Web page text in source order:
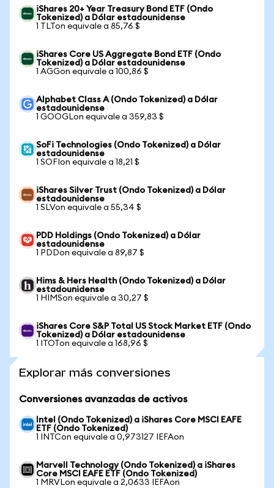
iShares 20+ Year Treasury Bond ETF (Ondo
Tokenized) a Dólar estadounidense
1 TLTon equivale a 85,76 $
iShares Core US Aggregate Bond ETF (Ondo
Tokenized) a Dólar estadounidense
1 AGGon equivale a 100,86 $
Alphabet Class A (Ondo Tokenized) a Dólar
estadounidense
1 GOOGLon equivale a 359,83 $
SoFi Technologies (Ondo Tokenized) a Dólar
estadounidense
1 SOFIon equivale a 18,21 $
iShares Silver Trust (Ondo Tokenized) a Dólar
estadounidense
1 SLVon equivale a 55,34 $
PDD Holdings (Ondo Tokenized) a Dólar
estadounidense
1 PDDon equivale a 89,87 $
Hims & Hers Health (Ondo Tokenized) a Dólar
estadounidense
1 HIMSon equivale a 30,27 $
iShares Core S&P Total US Stock Market ETF (Ondo
Tokenized) a Dólar estadounidense
1 ITOTon equivale a 168,96 $
Explorar más conversiones
Conversiones avanzadas de activos
Intel (Ondo Tokenized) a iShares Core MSCI EAFE
ETF (Ondo Tokenized)
1 INTCon equivale a 0,973127 IEFAon
Marvell Technology (Ondo Tokenized) a iShares
Core MSCI EAFE ETF (Ondo Tokenized)
1 MRVLon equivale a 2,0633 IEFAon